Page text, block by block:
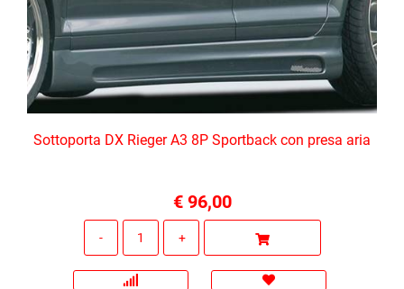
Sottoporta DX Rieger A3 8P Sportback con presa aria
€ 96,00